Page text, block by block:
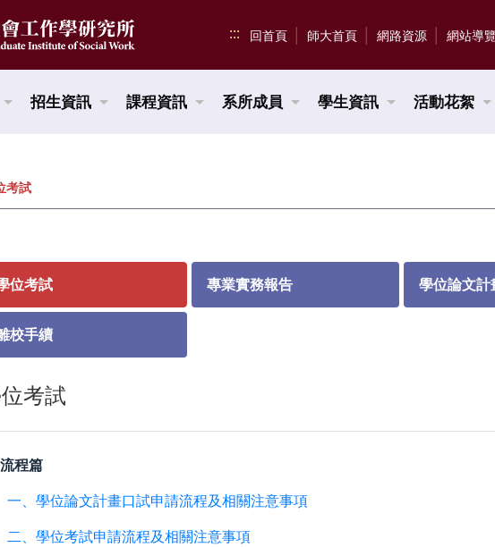
::: 回首頁 師大首頁 網路資源 網站導覽
招生資訊 課程資訊 系所成員 學生資訊 活動花絮
考試
位考試
專業實務報告 學位論文
校手續
考試
程篇
一、學位論文計畫口試申請流程及相關注意事項
二、學位考試申請流程及相關注意事項